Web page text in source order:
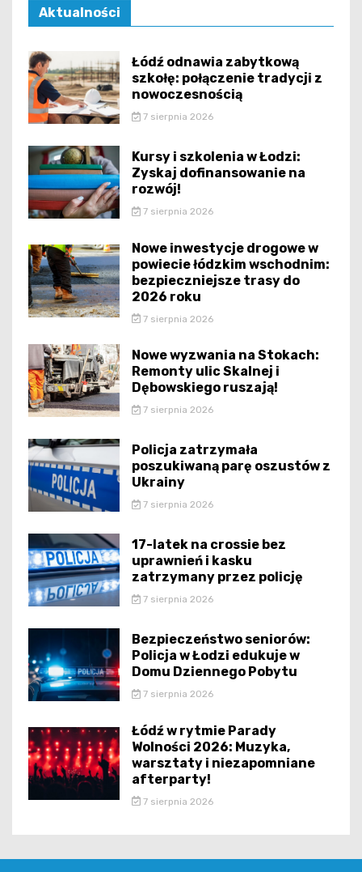
Aktualności
Łódź odnawia zabytkową
szkołę: połączenie tradycji z
nowoczesnością
7 sierpnia 2026
Kursy i szkolenia w Łodzi:
Zyskaj dofinansowanie na
rozwój!
7 sierpnia 2026
Nowe inwestycje drogowe w
powiecie łódzkim wschodnim:
bezpieczniejsze trasy do
2026 roku
7 sierpnia 2026
Nowe wyzwania na Stokach:
Remonty ulic Skalnej i
Dębowskiego ruszają!
7 sierpnia 2026
Policja zatrzymała
poszukiwaną parę oszustów z
Ukrainy
7 sierpnia 2026
17-latek na crossie bez
uprawnień i kasku
zatrzymany przez policję
7 sierpnia 2026
Bezpieczeństwo seniorów:
Policja w Łodzi edukuje w
Domu Dziennego Pobytu
7 sierpnia 2026
Łódź w rytmie Parady
Wolności 2026: Muzyka,
warsztaty i niezapomniane
afterparty!
7 sierpnia 2026